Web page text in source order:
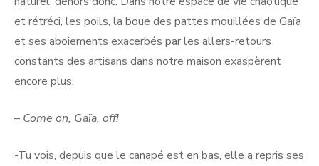
et rétréci, les poils, la boue des pattes mouillées de Gaïa
et ses aboiements exacerbés par les allers-retours
constants des artisans dans notre maison exaspèrent
encore plus.
– Come on, Gaïa, off!
-Tu vois, depuis que le canapé est en bas, elle a repris ses